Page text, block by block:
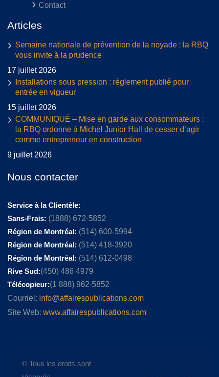
Contact
Articles
Semaine nationale de prévention de la noyade : la RBQ
vous invite à la prudence
17 juillet 2026
Installations sous pression : règlement publié pour
entrée en vigueur
15 juillet 2026
COMMUNIQUÉ – Mise en garde aux consommateurs :
la RBQ ordonne à Michel Junior Hall de cesser d’agir
comme entrepreneur en construction
9 juillet 2026
Nous contacter
Service à la Clientèle:
Sans-Frais: (1888) 672-5852
Région de Montréal: (514) 600-5994
Région de Montréal: (514) 418-3920
Région de Montréal: (514) 612-0498
Rive Sud:(450) 486 4979
Télécopieur:(1 888) 962-5852
Courriel: info@affairespublications.com
Site Web: www.affairespublications.com
© Tous les droits sont